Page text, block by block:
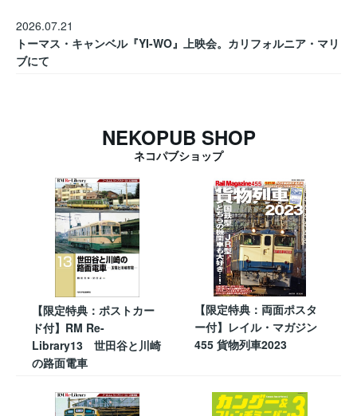
2026.07.21
トーマス・キャンベル『YI-WO』上映会。カリフォルニア・マリ
ブにて
NEKOPUB SHOP
ネコパブショップ
【限定特典：ポストカー
ド付】RM Re-
Library13 世田谷と川崎
の路面電車
【限定特典：両面ポスタ
ー付】レイル・マガジン
455 貨物列車2023